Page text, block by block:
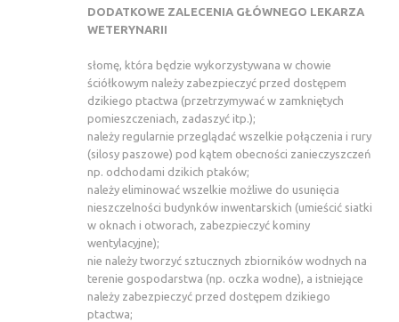
DODATKOWE ZALECENIA GŁÓWNEGO LEKARZA
WETERYNARII
słomę, która będzie wykorzystywana w chowie
ściółkowym należy zabezpieczyć przed dostępem
dzikiego ptactwa (przetrzymywać w zamkniętych
pomieszczeniach, zadaszyć itp.);
należy regularnie przeglądać wszelkie połączenia i rury
(silosy paszowe) pod kątem obecności zanieczyszczeń
np. odchodami dzikich ptaków;
należy eliminować wszelkie możliwe do usunięcia
nieszczelności budynków inwentarskich (umieścić siatki
w oknach i otworach, zabezpieczyć kominy
wentylacyjne);
nie należy tworzyć sztucznych zbiorników wodnych na
terenie gospodarstwa (np. oczka wodne), a istniejące
należy zabezpieczyć przed dostępem dzikiego
ptactwa;